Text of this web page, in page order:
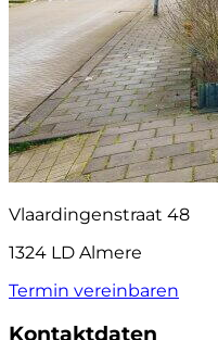
Vlaardingenstraat 48
1324 LD Almere
Termin vereinbaren
Kontaktdaten